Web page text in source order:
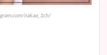
nakao_1ch/